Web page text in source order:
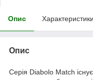
Опис Характеристики
Опис
Серія Diabolo Match